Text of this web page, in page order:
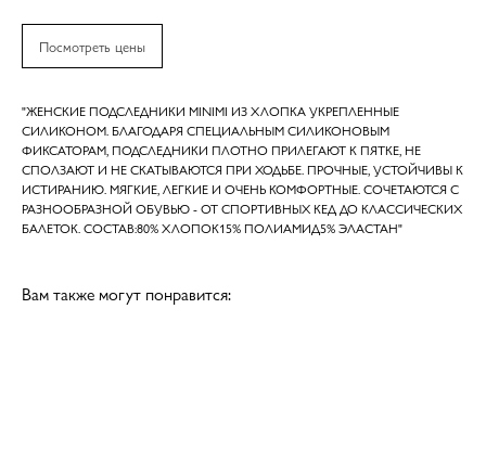
Посмотреть цены
"ЖЕНСКИЕ ПОДСЛЕДНИКИ MINIMI ИЗ ХЛОПКА УКРЕПЛЕННЫЕ
СИЛИКОНОМ. БЛАГОДАРЯ СПЕЦИАЛЬНЫМ СИЛИКОНОВЫМ
ФИКСАТОРАМ, ПОДСЛЕДНИКИ ПЛОТНО ПРИЛЕГАЮТ К ПЯТКЕ, НЕ
СПОЛЗАЮТ И НЕ СКАТЫВАЮТСЯ ПРИ ХОДЬБЕ. ПРОЧНЫЕ, УСТОЙЧИВЫ К
ИСТИРАНИЮ. МЯГКИЕ, ЛЕГКИЕ И ОЧЕНЬ КОМФОРТНЫЕ. СОЧЕТАЮТСЯ С
РАЗНООБРАЗНОЙ ОБУВЬЮ - ОТ СПОРТИВНЫХ КЕД ДО КЛАССИЧЕСКИХ
БАЛЕТОК. СОСТАВ:80% ХЛОПОК15% ПОЛИАМИД5% ЭЛАСТАН"
Вам также могут понравится: